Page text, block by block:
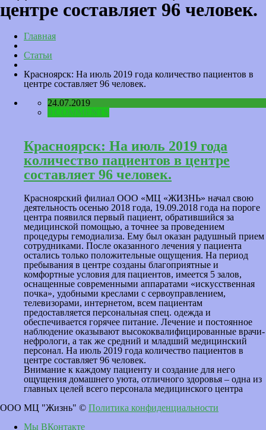
центре составляет 96 человек.
Главная
Статьи
Красноярск: На июль 2019 года количество пациентов в
центре составляет 96 человек.
24.07.2019
0 COMMENTS
Красноярск: На июль 2019 года
количество пациентов в центре
составляет 96 человек.
Красноярский филиал ООО «МЦ «ЖИЗНЬ» начал свою
деятельность осенью 2018 года, 19.09.2018 года на пороге
центра появился первый пациент, обратившийся за
медицинской помощью, а точнее за проведением
процедуры гемодиализа. Ему был оказан радушный прием
сотрудниками. После оказанного лечения у пациента
остались только положительные ощущения. На период
пребывания в центре созданы благоприятные и
комфортные условия для пациентов, имеется 5 залов,
оснащенные современными аппаратами «искусственная
почка», удобными креслами с сервоуправлением,
телевизорами, интернетом, всем пациентам
предоставляется персональная спец. одежда и
обеспечивается горячее питание. Лечение и постоянное
наблюдение оказывают высококвалифицированные врачи-
нефрологи, а так же средний и младший медицинский
персонал. На июль 2019 года количество пациентов в
центре составляет 96 человек.
Внимание к каждому пациенту и создание для него
ощущения домашнего уюта, отличного здоровья – одна из
главных целей всего персонала медицинского центра
ООО МЦ "Жизнь" © Политика конфиденциальности
Мы ВКонтакте